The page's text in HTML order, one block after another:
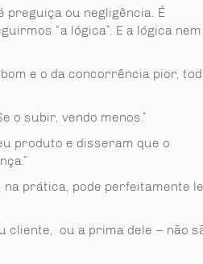
preguiça ou negligência. É
“a lógica”. E a lógica nem
e o da concorrência pior,
o subir, vendo menos.”
produto e disseram que o
na prática, pode perfeitamente
cliente, ou a prima dele – não